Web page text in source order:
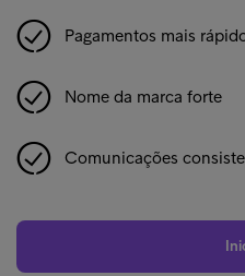
Pagamentos mais
Nome da marca forte
Comunicações